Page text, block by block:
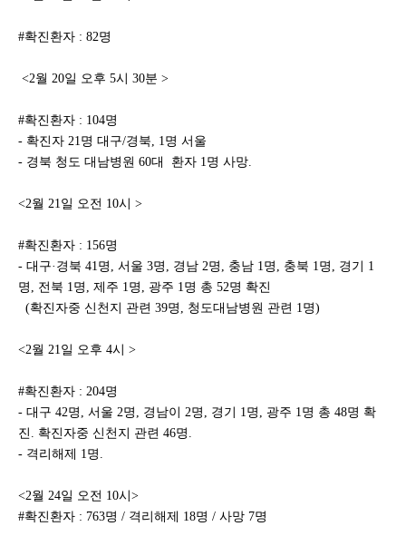
#확진환자 : 82명
<2월 20일 오후 5시 30분 >
#확진환자 : 104명
- 확진자 21명 대구/경북, 1명 서울
- 경북 청도 대남병원 60대 환자 1명 사망.
<2월 21일 오전 10시 >
#확진환자 : 156명
- 대구·경북 41명, 서울 3명, 경남 2명, 충남 1명, 충북 1명, 경기 1
명, 전북 1명, 제주 1명, 광주 1명 총 52명 확진
(확진자중 신천지 관련 39명, 청도대남병원 관련 1명)
<2월 21일 오후 4시 >
#확진환자 : 204명
- 대구 42명, 서울 2명, 경남이 2명, 경기 1명, 광주 1명 총 48명 확
진. 확진자중 신천지 관련 46명.
- 격리해제 1명.
<2월 24일 오전 10시>
#확진환자 : 763명 / 격리해제 18명 / 사망 7명